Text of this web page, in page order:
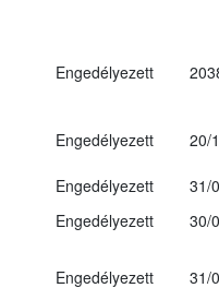
Engedélyezett
Engedélyezett
20/
Engedélyezett
31/
Engedélyezett
30/
Engedélyezett 31/